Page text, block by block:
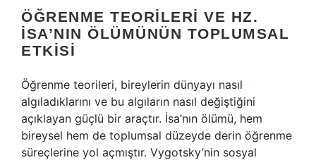
ÖĞRENME TEORILERI VE HZ.
İSA’NIN ÖLÜMÜNÜN TOPLUMSAL
ETKISI
Öğrenme teorileri, bireylerin dünyayı nasıl
algıladıklarını ve bu algıların nasıl değiştiğini
açıklayan güçlü bir araçtır. İsa’nın ölümü, hem
bireysel hem de toplumsal düzeyde derin öğrenme
süreçlerine yol açmıştır. Vygotsky’nin sosyal